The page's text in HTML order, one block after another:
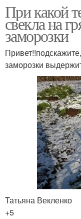
При какой
свекла на
заморозки
заморозки
Татьяна Векленко
+5